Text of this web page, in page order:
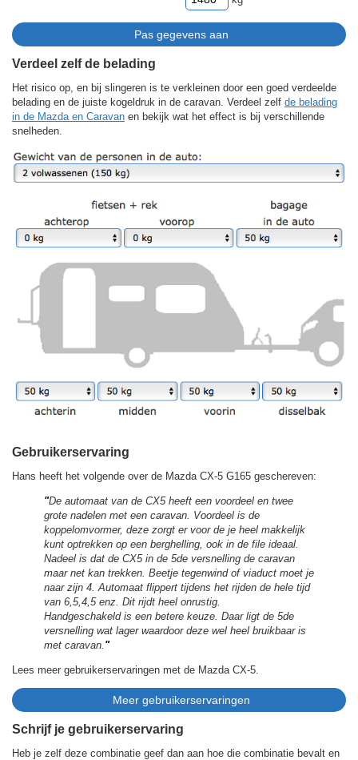
Verdeel zelf de belading
Het risico op, en bij slingeren is te verkleinen door een goed verdeelde
belading en de juiste kogeldruk in de caravan. Verdeel zelf de belading
in de Mazda en Caravan en bekijk wat het effect is bij verschillende
snelheden.
Gebruikerservaring
Hans heeft het volgende over de Mazda CX-5 G165 geschereven:
"De automaat van de CX5 heeft een voordeel en twee
grote nadelen met een caravan. Voordeel is de
koppelomvormer, deze zorgt er voor de je heel makkelijk
kunt optrekken op een berghelling, ook in de file ideaal.
Nadeel is dat de CX5 in de 5de versnelling de caravan
maar net kan trekken. Beetje tegenwind of viaduct moet je
naar zijn 4. Automaat flippert tijdens het rijden de hele tijd
van 6,5,4,5 enz. Dit rijdt heel onrustig.
Handgeschakeld is een betere keuze. Daar ligt de 5de
versnelling wat lager waardoor deze wel heel bruikbaar is
met caravan. "
Lees meer gebruikerservaringen met de Mazda CX-5.
Schrijf je gebruikerservaring
Heb je zelf deze combinatie geef dan aan hoe die combinatie bevalt en